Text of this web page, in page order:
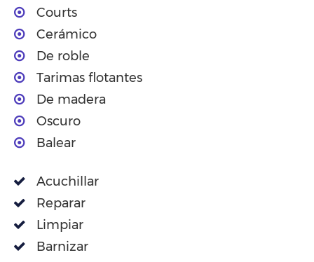
Courts
Cerámico
De roble
Tarimas flotantes
De madera
Oscuro
Balear
Acuchillar
Reparar
Limpiar
Barnizar